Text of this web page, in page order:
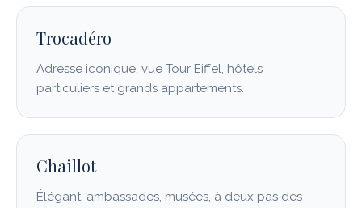
Trocadéro
Adresse iconique, vue Tour Eiffel, hôtels
particuliers et grands appartements.
Chaillot
Élégant, ambassades, musées, à deux pas des